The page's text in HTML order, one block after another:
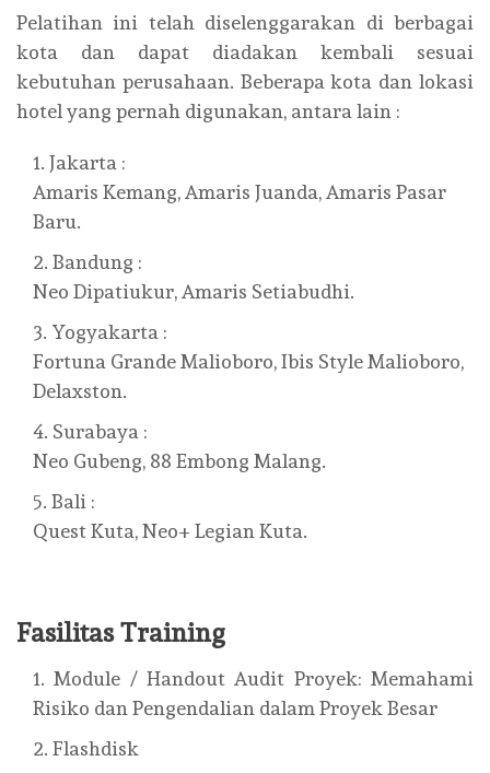
Pelatihan ini telah diselenggarakan di berbagai
kota dan dapat diadakan kembali sesuai
kebutuhan perusahaan. Beberapa kota dan lokasi
hotel yang pernah digunakan, antara lain :
Jakarta :
Amaris Kemang, Amaris Juanda, Amaris Pasar
Baru.
Bandung :
Neo Dipatiukur, Amaris Setiabudhi.
Yogyakarta :
Fortuna Grande Malioboro, Ibis Style Malioboro,
Delaxston.
Surabaya :
Neo Gubeng, 88 Embong Malang.
Bali :
Quest Kuta, Neo+ Legian Kuta.
Fasilitas Training
Module / Handout Audit Proyek: Memahami
Risiko dan Pengendalian dalam Proyek Besar
Flashdisk